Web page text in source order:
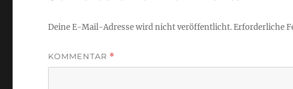
Deine E-Mail-Adresse wird nicht veröffentlicht.Erforderliche
KOMMENTAR *